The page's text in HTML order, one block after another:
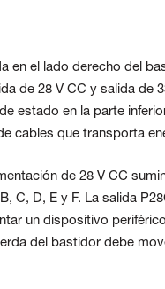
en el lado derecho del
de 28 V CC y salida de
estado en la parte
cables que transporta
de 28 V CC
C, D, E y F. La salida
un dispositivo
del bastidor debe